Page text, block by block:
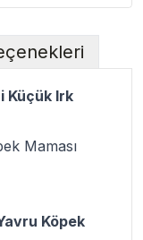
Küçük Irk
Maması
Köpek